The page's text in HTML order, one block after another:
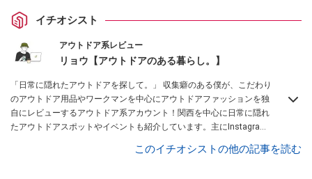
イチオシスト
アウトドア系レビュー
リョウ【アウトドアのある暮らし。】
「日常に隠れたアウトドアを探して。」 収集癖のある僕が、こだわり
のアウトドア用品やワークマンを中心にアウトドアファッションを独
自にレビューするアウトドア系アカウント！関西を中心に日常に隠れ
たアウトドアスポットやイベントも紹介しています。主にInstagram
ば、ぜひ覗きに来てください！お待ちしています！Instagramはこち
このイチオシストの他の記事を読む